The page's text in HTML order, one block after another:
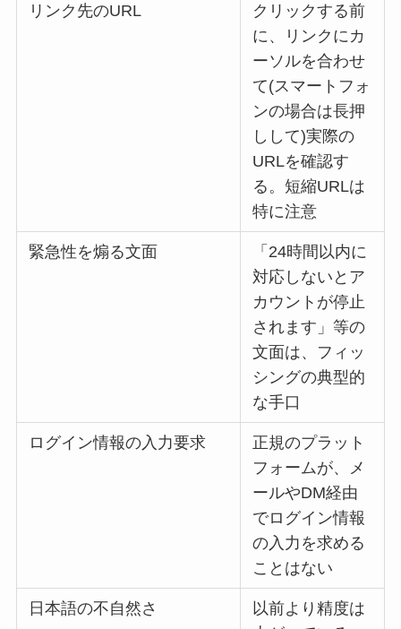
リンク先のURL
クリックする前
に、リンクにカ
ーソルを合わせ
て(スマートフォ
ンの場合は長押
しして)実際の
URLを確認す
る。短縮URLは
特に注意
緊急性を煽る文面
「24時間以内に
対応しないとア
カウントが停止
されます」等の
文面は、フィッ
シングの典型的
な手口
ログイン情報の入力要求
正規のプラット
フォームが、メ
ールやDM経由
でログイン情報
の入力を求める
ことはない
日本語の不自然さ
以前より精度は